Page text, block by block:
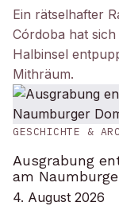
Ein rätselhafter
Córdoba hat
Halbinsel
Mithräum.
GESCHICHTE &
Ausgrabung
am
4. August 2026